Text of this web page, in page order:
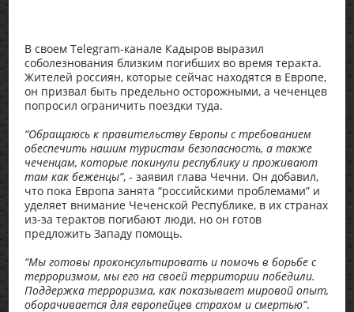
В своем Telegram-канале Кадыров выразил
соболезнования близким погибших во время теракта.
Жителей россиян, которые сейчас находятся в Европе,
он призвал быть предельно осторожными, а чеченцев
попросил ограничить поездки туда.
“Обращаюсь к правительству Европы с требованием
обеспечить нашим туристам безопасность, а также
чеченцам, которые покинули республику и проживают
там как беженцы”, - заявил глава Чечни. Он добавил,
что пока Европа занята “российскими проблемами” и
уделяет внимание Чеченской Республике, в их странах
из-за терактов погибают люди, но он готов
предложить Западу помощь.
“Мы готовы проконсультировать и помочь в борьбе с
терроризмом, мы его на своей территории победили.
Поддержка терроризма, как показывает мировой опыт,
оборачивается для европейцев страхом и смертью”.